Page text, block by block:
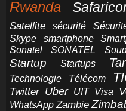
Rwanda
Satellite sécurité
Skype
smartphone
Sonatel
SONATEL
Startup Startups
Technologie
Télécom
Twitter Uber UIT Visa
WhatsApp Zambie